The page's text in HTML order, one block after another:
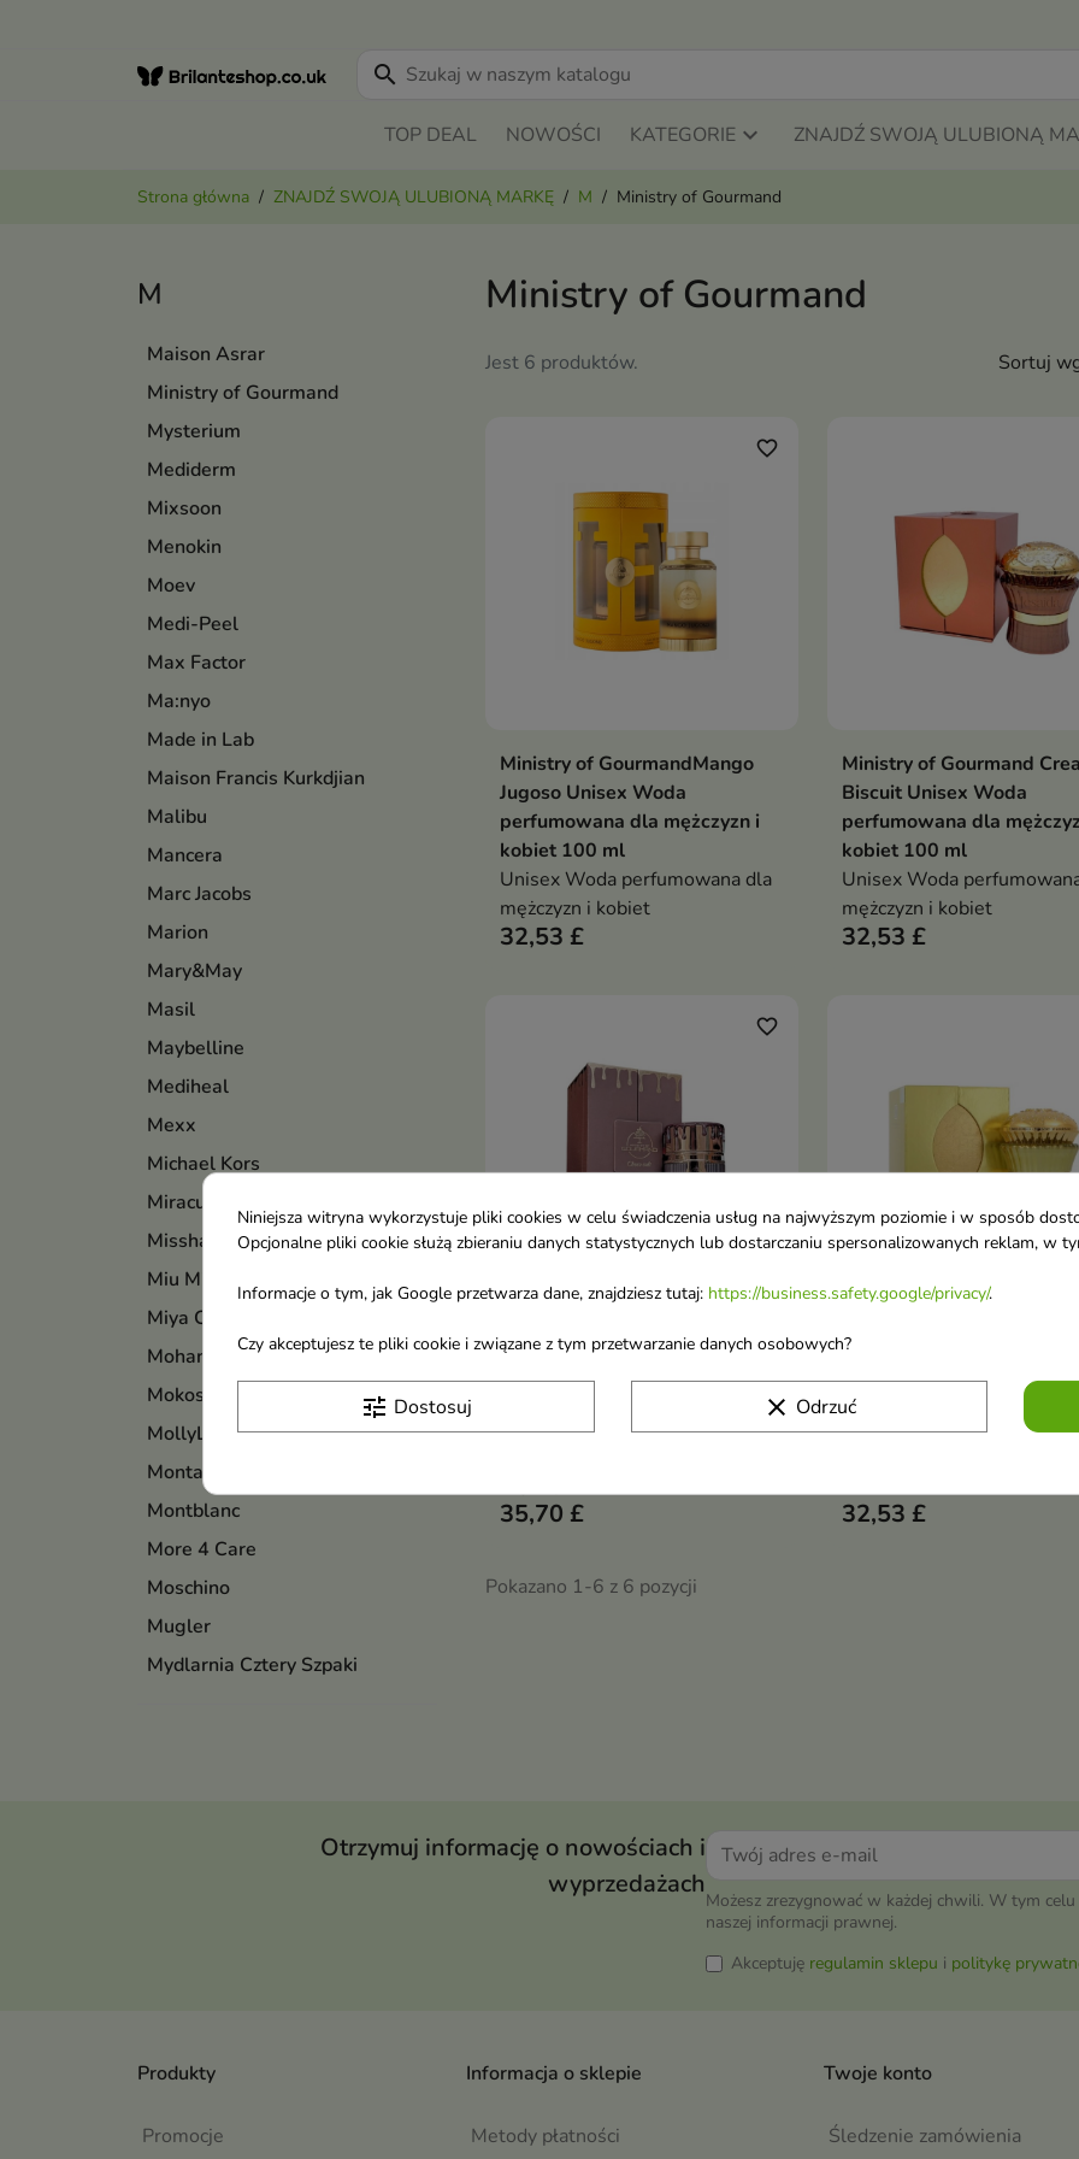
search
TOP DEAL NOWOŚCI KATEGORIE ZNAJDŹ SWOJĄ ULUBIONĄ
Strona główna ZNAJDŹ SWOJĄ ULUBIONĄ MARKĘ M Ministry of Gourmand
M
Maison Asrar
Ministry of Gourmand
Mysterium
Mediderm
Mixsoon
Menokin
Moev
Medi-Peel
Max Factor
Ma:nyo
Made in Lab
Maison Francis Kurkdjian
Malibu
Mancera
Marc Jacobs
Marion
Mary&May
Masil
Maybelline
Mediheal
Mexx
Michael Kors
Miraculum
Missha
Miu Miu
Miya Cosmetics
Mohani
Mokosh
MollyLac
Montale
Montblanc
More 4 Care
Moschino
Mugler
Mydlarnia Cztery Szpaki
Ministry of Gourmand
Jest 6 produktów. Sortuj
Dodaj do koszyka
favorite_border
Ministry of GourmandMango
Jugoso Unisex Woda
perfumowana dla mężczyzn i
kobiet 100 ml
Unisex Woda perfumowana dla
mężczyzn i kobiet
32,53 £
Dodaj do
Ministry of Gourmand
Biscuit Unisex Woda
perfumowana dla
kobiet 100 ml
Unisex Woda
mężczyzn i kobiet
32,53 £
Dodaj do koszyka
favorite_border
Ministry of Gourmand Choco
kobiet 100 ml
35,70 £
Ministry of Gourmand Cake
perfumowana dla kobiet
ml
32,53 £
Pokazano 1-6 z 6 pozycji
Otrzymuj informację o nowościach i
wyprzedażach
Możesz zrezygnować w każdej chwili. W tym celu
naszej informacji prawnej.
Akceptuję regulamin sklepu i politykę
Produkty
Promocje
Informacja o sklepie
Metody płatności
Twoje konto
Śledzenie zamówienia
Niniejsza witryna wykorzystuje pliki cookies w celu świadczenia usług na najwyższym poziomie i w sposób
Opcjonalne pliki cookie służą zbieraniu danych statystycznych lub dostarczaniu spersonalizowanych reklam, w
Informacje o tym, jak Google przetwarza dane, znajdziesz tutaj: https://business.safety.google/privacy/.
Czy akceptujesz te pliki cookie i związane z tym przetwarzanie danych osobowych?
tune Dostosuj clear Odrzuć